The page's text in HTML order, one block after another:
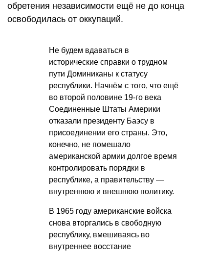
обретения независимости ещё не до конца
освободилась от оккупаций.
Не будем вдаваться в
исторические справки о трудном
пути Доминиканы к статусу
республики. Начнём с того, что ещё
во второй половине 19-го века
Соединенные Штаты Америки
отказали президенту Баэсу в
присоединении его страны. Это,
конечно, не помешало
американской армии долгое время
контролировать порядки в
республике, а правительству —
внутреннюю и внешнюю политику.
В 1965 году американские войска
снова вторгались в свободную
республику, вмешиваясь во
внутреннее восстание